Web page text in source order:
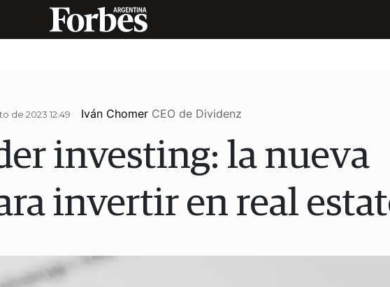
de 2023 12.49 Iván ChomerCEO de Dividenz
investing: la nueva
invertir en real